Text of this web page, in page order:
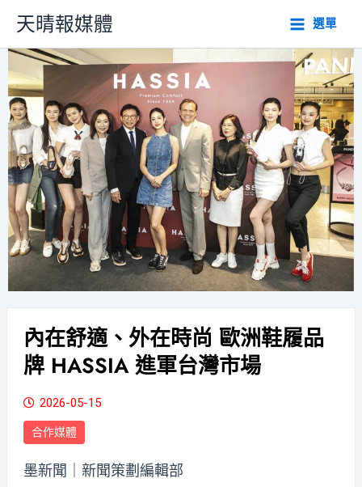
主
內
容
天晴報媒體 選單
內在舒適、外在時尚 歐洲鞋履品
牌 HASSIA 進軍台灣市場
2026-05-15
合作媒體
墨新聞 ｜新聞策劃編輯部